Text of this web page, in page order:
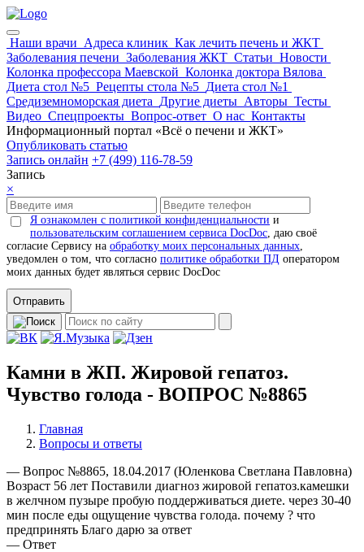
Наши врачи Адреса клиник Как лечить печень и ЖКТ
Заболевания печени Заболевания ЖКТ Статьи Новости
Колонка профессора Маевской Колонка доктора Вялова
Диета стол №5 Рецепты стола №5 Диета стол №1
Средиземноморская диета Другие диеты Авторы Тесты
Видео Спецпроекты Вопрос-ответ О нас Контакты
Информационный портал «Всё о печени и ЖКТ»
Опубликовать статью
Запись онлайн +7 (499) 116-78-59
Запись
×
Я ознакомлен с политикой конфиденциальности и
пользовательским соглашением сервиса DocDoc, даю своё
согласие Сервису на обработку моих персональных данных,
уведомлен о том, что согласно политике обработки ПД оператором
моих данных будет являться сервис DocDoc
Отправить
Камни в ЖП. Жировой гепатоз.
Чувство голода - ВОПРОС №8865
Главная
Вопросы и ответы
— Вопрос №8865, 18.04.2017 (Юленкова Светлана Павловна)
Возраст 56 лет Поставили диагноз жировой гепатоз.камешки
в желчном пузыре пробую поддерживаться диете. через 30-40
мин после еды ощущение чувства голода. почему ? что
предпринять Благо дарю за ответ
— Ответ